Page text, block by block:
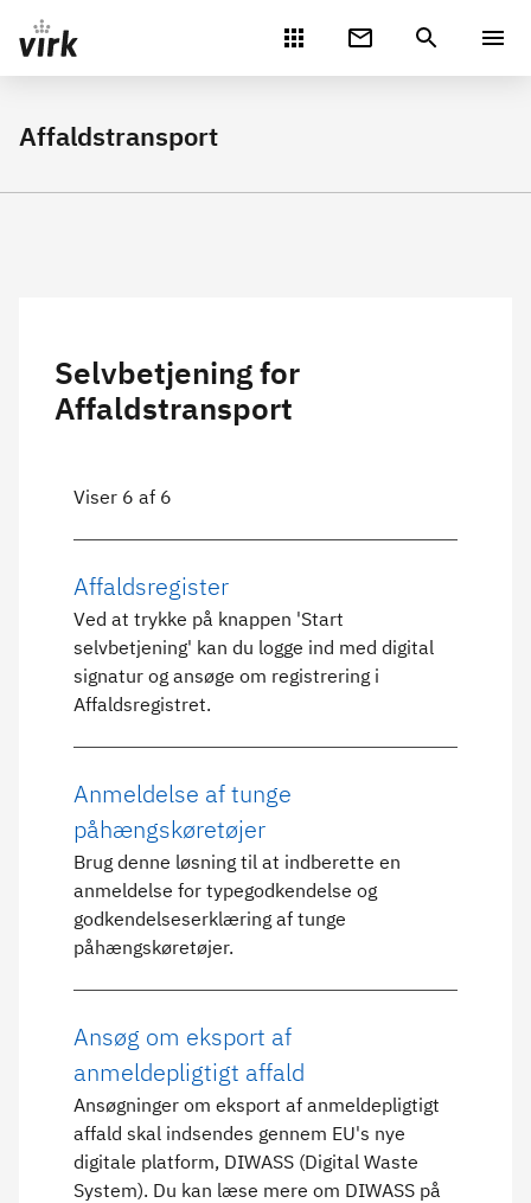
Gå direkte til indhold
Affaldstransport
Selvbetjening for
Affaldstransport
Viser 6 af 6
Affaldsregister
Ved at trykke på knappen 'Start
selvbetjening' kan du logge ind med digital
signatur og ansøge om registrering i
Affaldsregistret.
Anmeldelse af tunge
påhængskøretøjer
Brug denne løsning til at indberette en
anmeldelse for typegodkendelse og
godkendelseserklæring af tunge
påhængskøretøjer.
Ansøg om eksport af
anmeldepligtigt affald
Ansøgninger om eksport af anmeldepligtigt
affald skal indsendes gennem EU's nye
digitale platform, DIWASS (Digital Waste
System). Du kan læse mere om DIWASS på